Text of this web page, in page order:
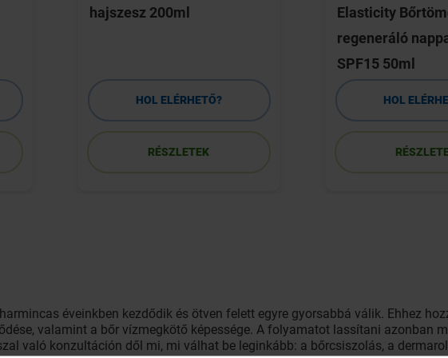
hajszesz 200ml
HOL ELÉRHETŐ?
RÉSZLETEK
Elasticity
regeneráló
SPF15 50ml
HOL
éveinkben kezdődik és ötven felett egyre gyorsabbá válik. Ehhez
valamint a bőr vízmegkötő képessége. A folyamatot lassítani azonban
való konzultáción dől mi, mi válhat be leginkább: a bőrcsiszolás, a